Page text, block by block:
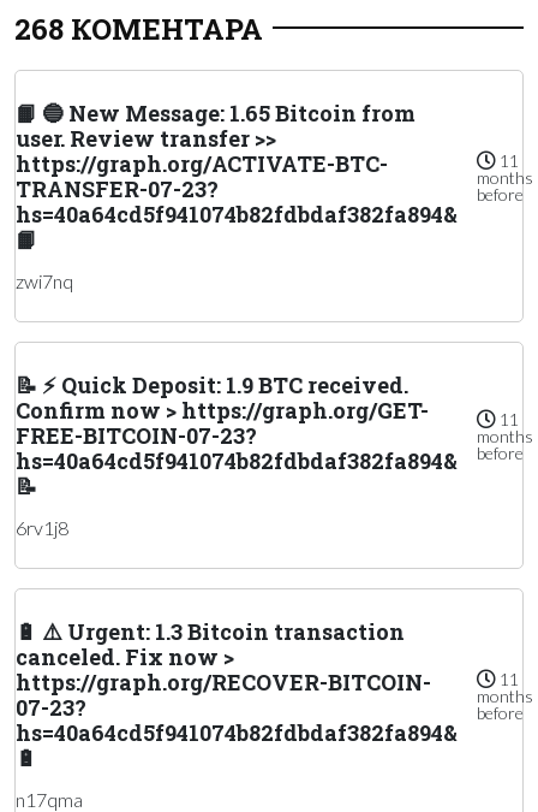
268 КОМЕНТАРА
📙 🔵 New Message: 1.65 Bitcoin from
user. Review transfer >>
https://graph.org/ACTIVATE-BTC-
TRANSFER-07-23?
hs=40a64cd5f941074b82fdbdaf382fa894&
📙
11
months
before
zwi7nq
📝 ⚡ Quick Deposit: 1.9 BTC received.
Confirm now > https://graph.org/GET-
FREE-BITCOIN-07-23?
hs=40a64cd5f941074b82fdbdaf382fa894&
📝
11
months
before
6rv1j8
🔋 ⚠️ Urgent: 1.3 Bitcoin transaction
canceled. Fix now >
https://graph.org/RECOVER-BITCOIN-
07-23?
hs=40a64cd5f941074b82fdbdaf382fa894&
🔋
11
months
before
n17qma